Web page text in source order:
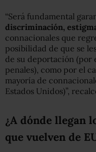
“Será fundamental
discriminación,
connacionales que
posibilidad de que se
de su deportación (por
penales), como por el
mayoría de
Estados Unidos)”,
¿A dónde llegan
que vuelven de